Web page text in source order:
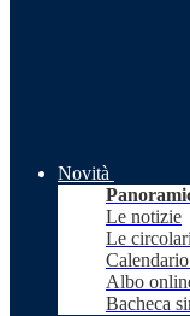
Novità
Le notizie
Le circolari
Albo
Bacheca